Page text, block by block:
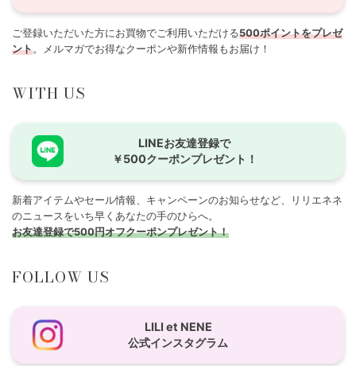
ご登録いただいた方にお買物でご利用いただける500ポイントをプレゼ
ント。メルマガでお得なクーポンや新作情報もお届け！
WITH US
LINEお友達登録で
￥500クーポンプレゼント！
新着アイテムやセール情報、キャンペーンのお知らせなど、リリエネネ
のニュースをいち早くあなたの手のひらへ。
お友達登録で500円オフクーポンプレゼント！
FOLLOW US
LILI et NENE
公式インスタグラム